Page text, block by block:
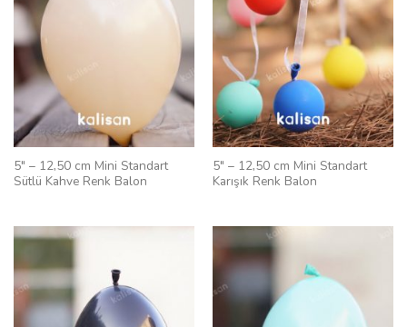
5″ – 12,50 cm Mini Standart
Sütlü Kahve Renk Balon
5″ – 12,50 cm Mini Standart
Karışık Renk Balon